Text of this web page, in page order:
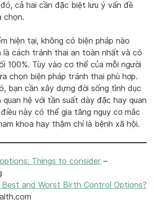
cả hai cần đặc biệt lưu ý vấn đề
chọn.
hiện tại, không có biện pháp nào
là cách tránh thai an toàn nhất và có
100%. Tùy vào cơ thể của mỗi người
chọn biện pháp tránh thai phù hợp.
bạn cần xây dựng đời sống tình dục
quan hệ với tần suất dày đặc hay quan
này có thể gia tăng nguy cơ mắc
khoa hay thậm chí là bệnh xã hội.
Things to consider –
and Worst Birth Control Options?